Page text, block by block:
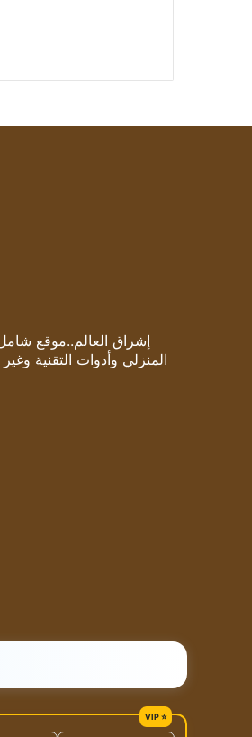
إشراق العالم..موقع شامل
المنزلي وأدوات التقنية